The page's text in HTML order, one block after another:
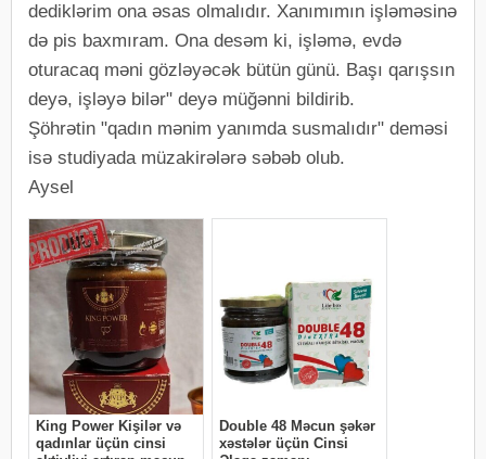
dediklərim ona əsas olmalıdır. Xanımımın işləməsinə
də pis baxmıram. Ona desəm ki, işləmə, evdə
oturacaq məni gözləyəcək bütün günü. Başı qarışsın
deyə, işləyə bilər" deyə müğənni bildirib.
Şöhrətin "qadın mənim yanımda susmalıdır" deməsi
isə studiyada müzakirələrə səbəb olub.
Aysel